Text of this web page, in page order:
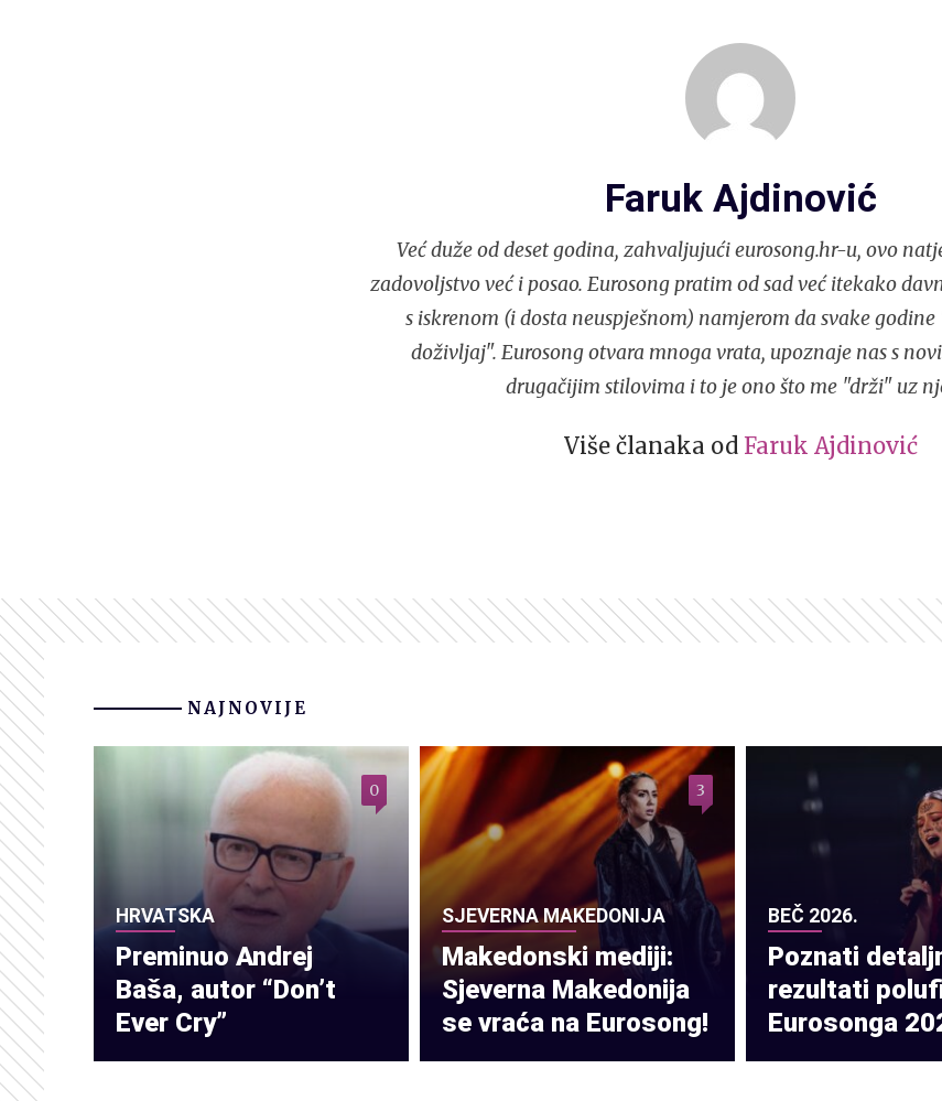
Faruk Ajdinović
Već duže od deset godina, zahvaljujući eurosong.hr-u, ovo
zadovoljstvo već i posao. Eurosong pratim od sad već itekako
s iskrenom (i dosta neuspješnom) namjerom da svake
doživljaj". Eurosong otvara mnoga vrata, upoznaje nas s
drugačijim stilovima i to je ono što me "drži" uz
Više članaka od Faruk Ajdinović
NAJNOVIJE
HRVATSKA
Preminuo Andrej
Baša, autor “Don’t
Ever Cry”
0
SJEVERNA MAKEDONIJA
Makedonski mediji:
Sjeverna Makedonija
se vraća na Eurosong!
3
BEČ 2026.
Poznati
rezultati
Eurosonga